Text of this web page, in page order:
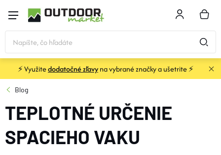
obsah
KOŠÍK
STANY a PRÍSTREŠKY
SPACÁKY
KARIMATKY
⚡ Využitedodatočné zľavyna vybrané značky a ušetrite ⚡
Blog
TEPLOTNÉ URČENIE
SPACIEHO VAKU